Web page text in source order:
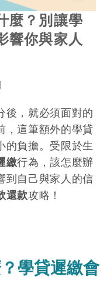
麼？別讓學
響你與家人
後，就必須面對的
，這筆額外的學貸
的負擔。受限於生
繳行為，該怎麼辦
到自己與家人的信
還款攻略！
學貸遲繳會